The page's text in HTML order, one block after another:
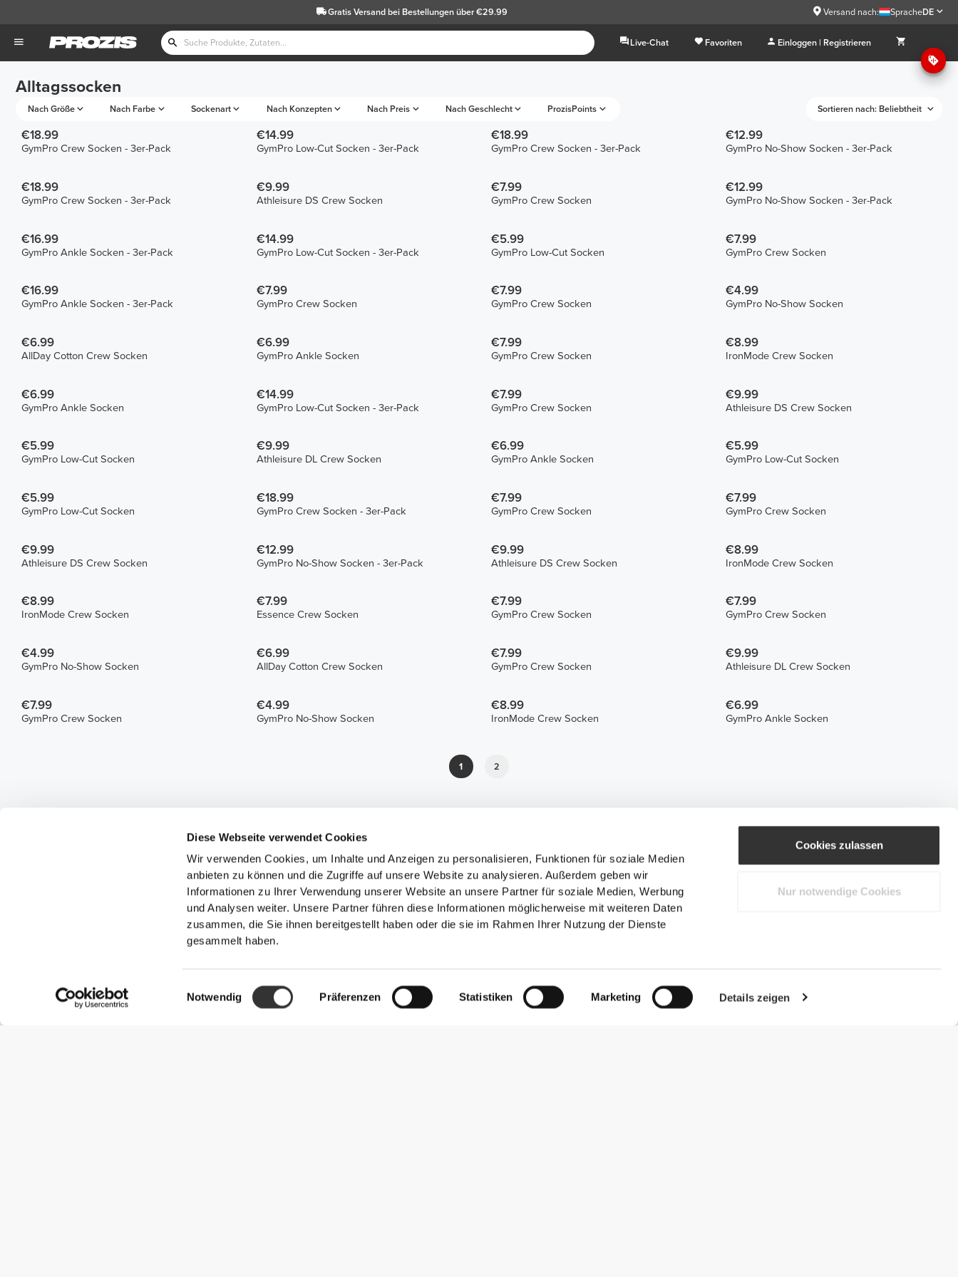
Diese Webseite verwendet Cookies
Wir verwenden Cookies, um Inhalte und Anzeigen zu personalisieren, Funktionen für soziale Medien
anbieten zu können und die Zugriffe auf unsere Website zu analysieren. Außerdem geben wir
Informationen zu Ihrer Verwendung unserer Website an unsere Partner für soziale Medien, Werbung
und Analysen weiter. Unsere Partner führen diese Informationen möglicherweise mit weiteren Daten
zusammen, die Sie ihnen bereitgestellt haben oder die sie im Rahmen Ihrer Nutzung der Dienste
gesammelt haben.
Einwilligungsauswahl
Notwendig Präferenzen Statistiken Marketing Details zeigen
Cookies zulassen
Nur notwendige Cookies
Gratis Versandbei Bestellungen über €29.99 Versand nach: SpracheDE
Live-Chat Favoriten Einloggen | Registrieren
Alltagssocken
Nach Größe Nach Farbe Sockenart Nach Konzepten Nach Preis Nach Geschlecht ProzisPoints Sortieren nach: Beliebtheit
€18.99
GymPro Crew Socken - 3er-Pack
€14.99
GymPro Low-Cut Socken - 3er-Pack
€18.99
GymPro Crew Socken - 3er-Pack
€12.99
GymPro No-Show Socken - 3er-Pack
€18.99
GymPro Crew Socken - 3er-Pack
€9.99
Athleisure DS Crew Socken
€7.99
GymPro Crew Socken
€12.99
GymPro No-Show Socken - 3er-Pack
€16.99
GymPro Ankle Socken - 3er-Pack
€14.99
GymPro Low-Cut Socken - 3er-Pack
€5.99
GymPro Low-Cut Socken
€7.99
GymPro Crew Socken
€16.99
GymPro Ankle Socken - 3er-Pack
€7.99
GymPro Crew Socken
€7.99
GymPro Crew Socken
€4.99
GymPro No-Show Socken
€6.99
AllDay Cotton Crew Socken
€6.99
GymPro Ankle Socken
€7.99
GymPro Crew Socken
€8.99
IronMode Crew Socken
€6.99
GymPro Ankle Socken
€14.99
GymPro Low-Cut Socken - 3er-Pack
€7.99
GymPro Crew Socken
€9.99
Athleisure DS Crew Socken
€5.99
GymPro Low-Cut Socken
€9.99
Athleisure DL Crew Socken
€6.99
GymPro Ankle Socken
€5.99
GymPro Low-Cut Socken
€5.99
GymPro Low-Cut Socken
€18.99
GymPro Crew Socken - 3er-Pack
€7.99
GymPro Crew Socken
€7.99
GymPro Crew Socken
€9.99
Athleisure DS Crew Socken
€12.99
GymPro No-Show Socken - 3er-Pack
€9.99
Athleisure DS Crew Socken
€8.99
IronMode Crew Socken
€8.99
IronMode Crew Socken
€7.99
Essence Crew Socken
€7.99
GymPro Crew Socken
€7.99
GymPro Crew Socken
€4.99
GymPro No-Show Socken
€6.99
AllDay Cotton Crew Socken
€7.99
GymPro Crew Socken
€9.99
Athleisure DL Crew Socken
€7.99
GymPro Crew Socken
€4.99
GymPro No-Show Socken
€8.99
IronMode Crew Socken
€6.99
GymPro Ankle Socken
1 2